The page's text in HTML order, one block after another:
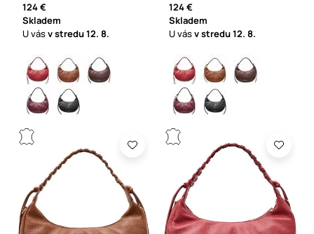
124 €
Skladem
U vásv stredu12. 8.
124 €
Skladem
U vásv stredu12. 8.